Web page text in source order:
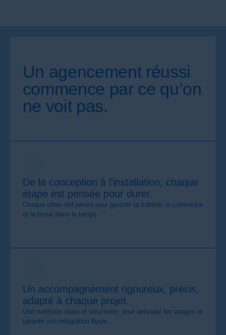
Un agencement réussi
commence par ce qu’on
ne voit pas.
De la conception à l’installation, chaque
étape est pensée pour durer.
Chaque choix est pensé pour garantir la fiabilité, la cohérence
et la tenue dans le temps.
Un accompagnement rigoureux, précis,
adapté à chaque projet.
Une méthode claire et structurée, pour anticiper les usages et
garantir une intégration fluide.